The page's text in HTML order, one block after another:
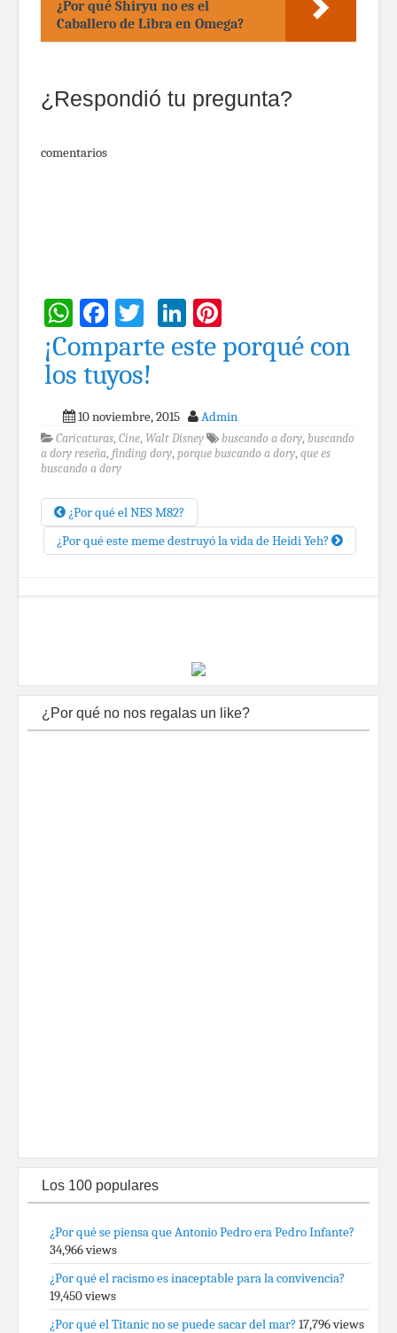
¿Por qué Shiryu no es el
Caballero de Libra en Omega?
¿Respondió tu pregunta?
comentarios
WhatsApp
Facebook
TwitterLinkedIn
¡Comparte este porqué con
los tuyos!
10 noviembre, 2015 Admin
Caricaturas, Cine, Walt Disney buscando a dory, buscando
a dory reseña, finding dory, porque buscando a dory, que es
buscando a dory
¿Por qué el NES M82?
¿Por qué este meme destruyó la vida de Heidi Yeh?
¿Por qué no nos regalas un like?
Los 100 populares
¿Por qué se piensa que Antonio Pedro era Pedro Infante?
34,966 views
¿Por qué el racismo es inaceptable para la convivencia?
19,450 views
¿Por qué el Titanic no se puede sacar del mar? 17,796 views